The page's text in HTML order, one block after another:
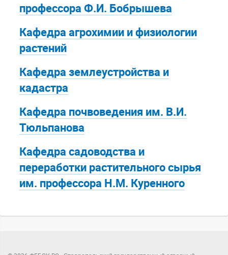
профессора Ф.И. Бобрышева
Кафедра агрохимии и физиологии
растений
Кафедра землеустройства и
кадастра
Кафедра почвоведения им. В.И.
Тюльпанова
Кафедра садоводства и
переработки растительного сырья
им. профессора Н.М. Куренного